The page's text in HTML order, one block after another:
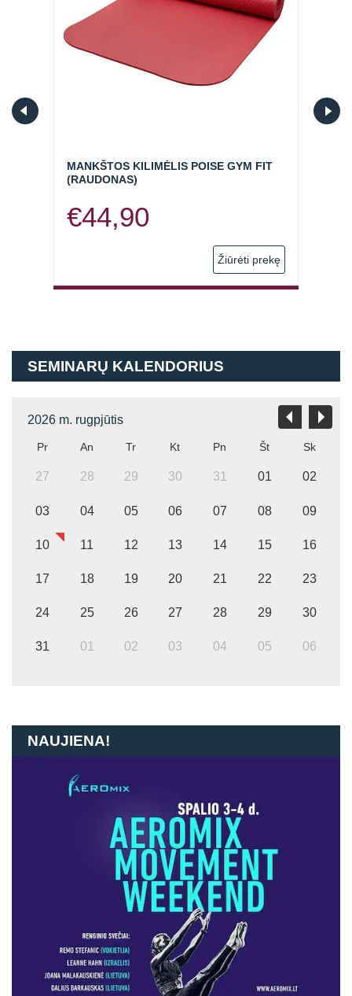
MANKŠTOS KILIMĖLIS POISE GYM FIT
(RAUDONAS)
€44,90
Žiūrėti prekę
SEMINARŲ KALENDORIUS
2026 m. rugpjūtis
Pr An Tr Kt Pn Št Sk
27 28 29 30 31 01 02
03 04 05 06 07 08 09
10 11 12 13 14 15 16
17 18 19 20 21 22 23
24 25 26 27 28 29 30
31 01 02 03 04 05 06
NAUJIENA!